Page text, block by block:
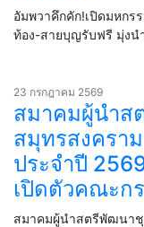
อัมพวาคึกคัก!เปิดมหกร
ท้อง-สายบุญรับฟรี มุ่งน
23 กรกฎาคม 2569
สมาคมผู้นำ
สมุทรสงครา
ประจำปี
เปิดตัวคณะก
สมาคมผู้นำสตรีพัฒนา